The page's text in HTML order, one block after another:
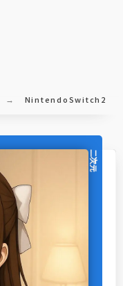
NintendoSwitch2
二次元